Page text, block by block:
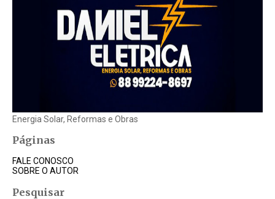
Energia Solar, Reformas e Obras
Páginas
FALE CONOSCO
SOBRE O AUTOR
Pesquisar